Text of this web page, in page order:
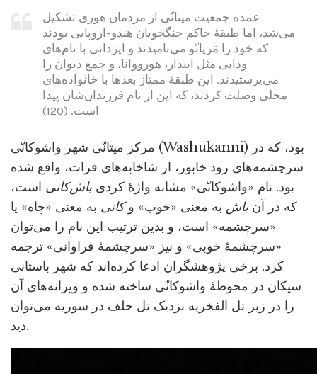
عمده جمعیت میتانّی از مردمان هوری تشکیل
می‌شد، اما طبقۀ حاکم جنگجویان هندو-اروپایی بودند
که خود را مَریانّو می‌نامیدند و ایزدانی با نام‌های
وِدایی مثل ایندار، هورووانا، و جمع دیوان را
می‌پرستیدند. این طبقۀ ممتاز بعدها با خانواده‌های
محلی وصلت کردند، که این از نام فرزندان‌شان پیدا
است. (120)
مرکز میتانّی شهر واشوکانّی (Washukanni) بود، که در
سرچشمه‌های رود خابور، از شاخابه‌های فرات، واقع شده
بود. نام «واشوکانّی» مشابه واژۀ کردی باش‌کانی است،
که در آن باش به معنی «خوب» وکانی به معنی «چاه» یا
«سرچشمه» است، و بدین ترتیب این نام را می‌توان
«سرچشمۀ خوبی» و نیز «سرچشمۀ فراوانی» ترجمه
کرد. برخی پژوهشگران ادعا کرده‌اند که شهر باستانی
سیکان در محوطۀ واشوکانّی ساخته شده و ویرانه‌های آن
را در زیر تل الفخریه نزدیک تل حلف در سوریه می‌توان
دید.